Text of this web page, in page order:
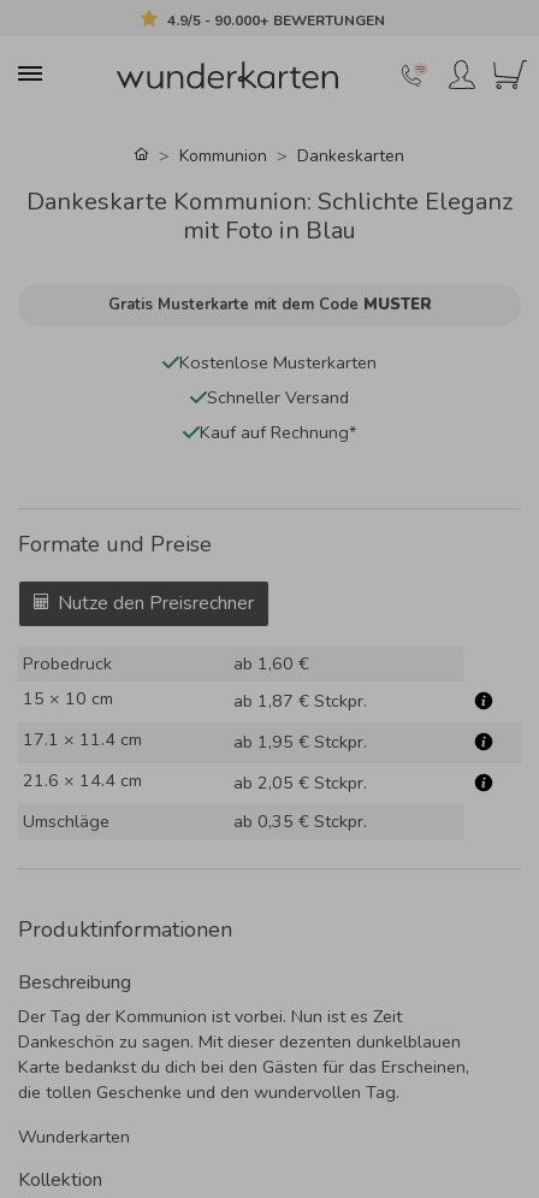
4.9/5 - 90.000+ BEWERTUNGEN
Kommunion Dankeskarten
Dankeskarte Kommunion: Schlichte Eleganz
mit Foto in Blau
Gratis Musterkarte mit dem Code MUSTER
Kostenlose Musterkarten
Schneller Versand
Kauf auf Rechnung*
Formate und Preise
Nutze den Preisrechner
Probedruck
ab 1,60 €
15 × 10 cm
ab 1,87 € Stckpr.
17.1 × 11.4 cm
ab 1,95 € Stckpr.
21.6 × 14.4 cm
ab 2,05 € Stckpr.
Umschläge
ab 0,35 € Stckpr.
Produktinformationen
Beschreibung
Der Tag der Kommunion ist vorbei. Nun ist es Zeit
Dankeschön zu sagen. Mit dieser dezenten dunkelblauen
Karte bedankst du dich bei den Gästen für das Erscheinen,
die tollen Geschenke und den wundervollen Tag.
Wunderkarten
Kollektion